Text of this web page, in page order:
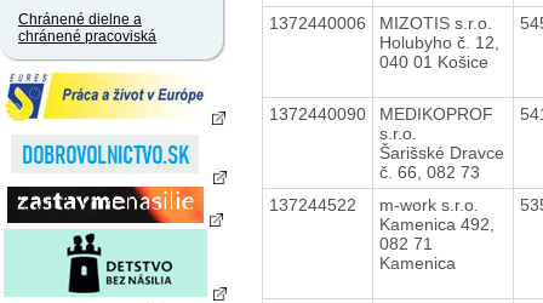
Chránené dielne a
chránené pracoviská
1372440006
MIZOTIS s.r.o.
Holubyho č. 12,
040 01 Košice
1372440090
MEDIKOPROF
s.r.o.
Šarišské Dravce
č. 66, 082 73
137244522
m-work s.r.o.
Kamenica 492,
082 71
Kamenica